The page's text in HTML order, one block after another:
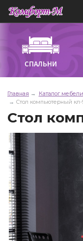
СПАЛЬНИ
Главная Каталог мебели
Стол компьютерный кл-
Стол